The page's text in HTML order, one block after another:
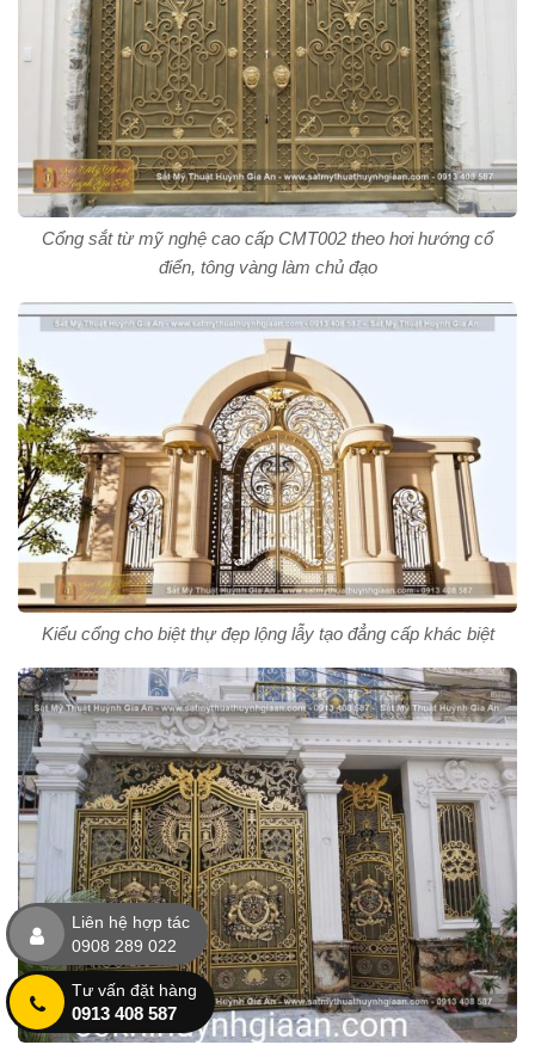
Cổng sắt từ mỹ nghệ cao cấp CMT002 theo hơi hướng cổ
điển, tông vàng làm chủ đạo
Kiểu cổng cho biệt thự đẹp lộng lẫy tạo đẳng cấp khác biệt
Liên hệ hợp tác
0908 289 022
Tư vấn đặt hàng
0913 408 587